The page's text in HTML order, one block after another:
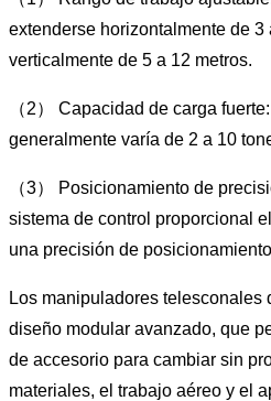
extenderse horizontalmente de 3
verticalmente de 5 a 12 metros.
（2） Capacidad de carga
generalmente varía de 2 a 10
（3） Posicionamiento de
sistema de control proporcional
una precisión de
Los manipuladores telesconales
diseño modular avanzado, que
de accesorio para cambiar sin
materiales, el trabajo aéreo y el